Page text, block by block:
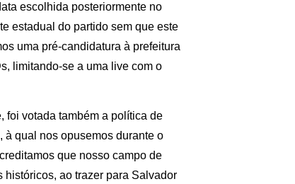
escolhida posteriormente no
estadual do partido sem que este
uma pré-candidatura à prefeitura
limitando-se a uma live com o
foi votada também a política de
qual nos opusemos durante o
que nosso campo de
ao trazer para Salvador